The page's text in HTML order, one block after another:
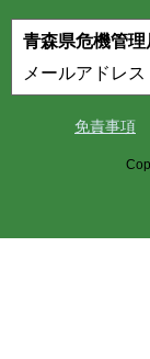
青森県危機管
メールアドレ
免責事項